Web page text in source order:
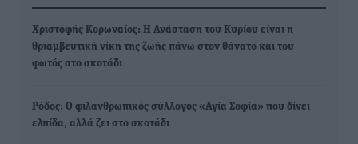
Χριστοφής Κορωναίος: Η Ανάσταση του Κυρίου είναι η
θριαμβευτική νίκη της ζωής πάνω στον θάνατο και του
φωτός στο σκοτάδι
Ρόδος: Ο φιλανθρωπικός σύλλογος «Αγία Σοφία» που δίνει
ελπίδα, αλλά ζει στο σκοτάδι